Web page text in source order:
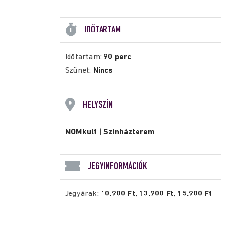
IDŐTARTAM
Időtartam: 90 perc
Szünet: Nincs
HELYSZÍN
MOMkult |Színházterem
JEGYINFORMÁCIÓK
Jegyárak: 10.900 Ft, 13.900 Ft, 15.900 Ft